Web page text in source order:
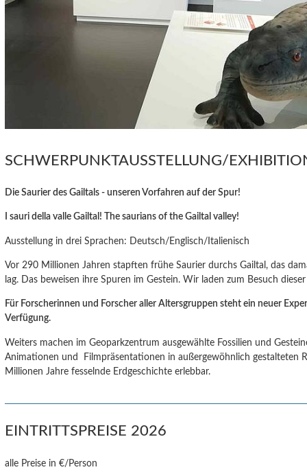
SCHWERPUNKTAUSSTELLUNG/
Die Saurier des Gailtals - unseren Vorfahren auf der Spur!
I sauri della valle Gailtal! The saurians of the Gailtal valley!
Ausstellung in drei Sprachen: Deutsch/Englisch/Italienisch
Vor 290 Millionen Jahren stapften frühe Saurier durchs Gailtal, das
lag. Das beweisen ihre Spuren im Gestein. Wir laden zum Besuch
Für Forscherinnen und Forscher aller Altersgruppen steht ein neuer
Verfügung.
Weiters machen im Geoparkzentrum ausgewählte Fossilien und
Animationen und Filmpräsentationen in außergewöhnlich gestalteten
Millionen Jahre fesselnde Erdgeschichte erlebbar.
EINTRITTSPREISE 2026
alle Preise in €/Person